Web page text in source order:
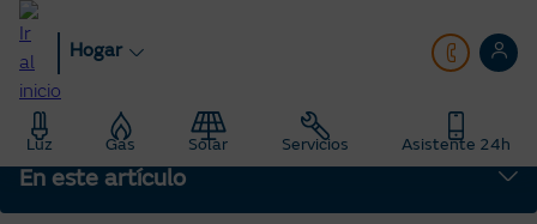
Pasar
contenido
principal
Hogar
Luz Gas Solar Servicios Asistente 24h
Hogar
Blog
Saber Más: Te enseñamos todo sobre energía
¿Qué es el boletín eléctrico y cuándo lo necesitas?
En este artículo